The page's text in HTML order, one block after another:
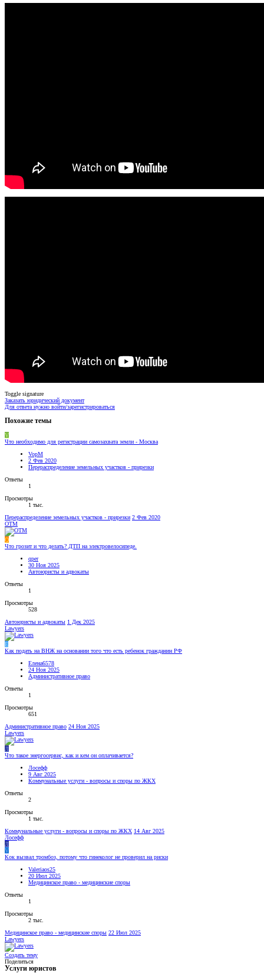
Toggle signature
Заказать юридический документ
Для ответа нужно войти/зарегистрироваться
Похожие темы
V
Что необходимо для регистрации самозахвата земли - Москва
VopM
2 Фев 2020
Перераспределение земельных участков - прирезки
Ответы
1
Просмотры
1 тыс.
Перераспределение земельных участков - прирезки 2 Фев 2020
OTM
Q
Что грозит и что делать? ДТП на электровелосипеде.
qper
30 Ноя 2025
Автоюристы и адвокаты
Ответы
1
Просмотры
528
Автоюристы и адвокаты 1 Дек 2025
Lawyers
Е
Как подать на ВНЖ на основании того что есть ребенок гражданин РФ
Елена6578
24 Ноя 2025
Административное право
Ответы
1
Просмотры
651
Административное право 24 Ноя 2025
Lawyers
Л
Что такое энергосервис, как и кем он оплачивается?
Лосефф
9 Авг 2025
Коммунальные услуги - вопросы и споры по ЖКХ
Ответы
2
Просмотры
1 тыс.
Коммунальные услуги - вопросы и споры по ЖКХ 14 Авг 2025
Лосефф
Л
V
Кок вызвал тромбоз, потому что гинеколог не проверил на риски
Valeriaos25
20 Июл 2025
Медицинское право - медицинские споры
Ответы
1
Просмотры
2 тыс.
Медицинское право - медицинские споры 22 Июл 2025
Lawyers
Создать тему
Поделиться
Услуги юристов